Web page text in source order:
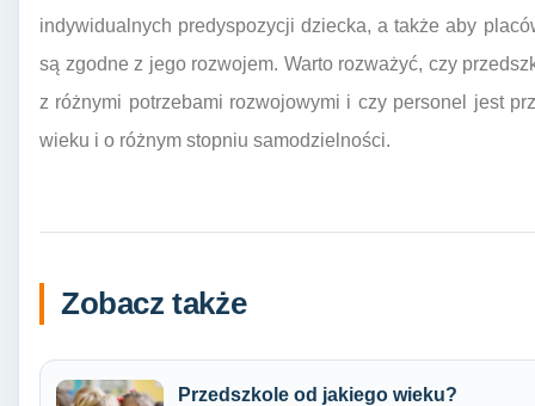
indywidualnych predyspozycji dziecka, a także aby
są zgodne z jego rozwojem. Warto rozważyć, czy
z różnymi potrzebami rozwojowymi i czy personel jest
wieku i o różnym stopniu samodzielności.
Zobacz także
Przedszkole od jakiego wieku?